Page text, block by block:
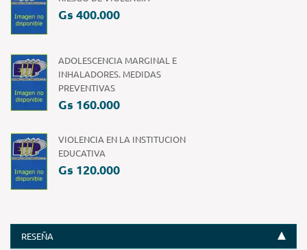
Gs 400.000
ADOLESCENCIA MARGINAL E
INHALADORES. MEDIDAS
PREVENTIVAS
Gs 160.000
VIOLENCIA EN LA INSTITUCION
EDUCATIVA
Gs 120.000
RESEÑA